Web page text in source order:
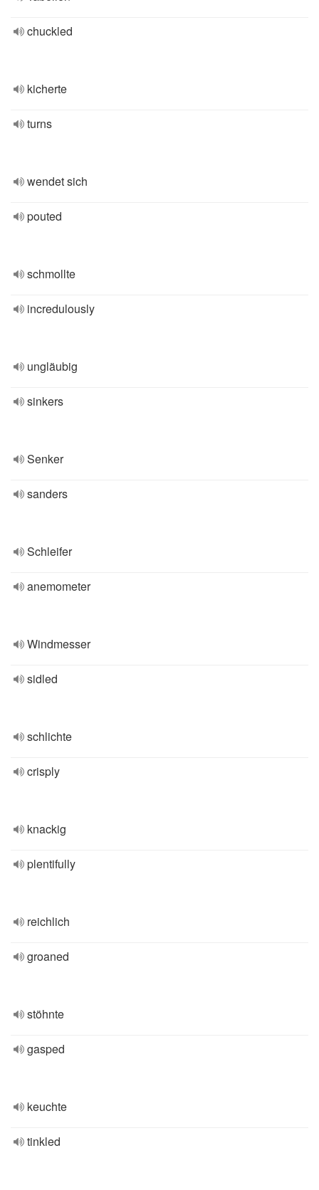
chuckled
kicherte
turns
wendet sich
pouted
schmollte
incredulously
ungläubig
sinkers
Senker
sanders
Schleifer
anemometer
Windmesser
sidled
schlichte
crisply
knackig
plentifully
reichlich
groaned
stöhnte
gasped
keuchte
tinkled